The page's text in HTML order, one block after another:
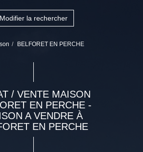
Modifier la rechercher
BELFORET EN PERCHE
/ VENTE MAISON
EN PERCHE -
A VENDRE À
EN PERCHE